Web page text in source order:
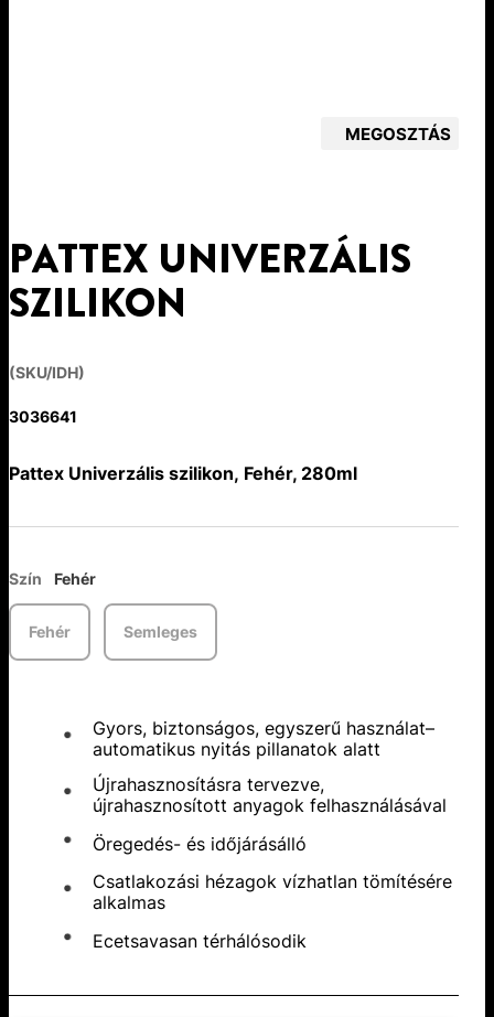
MEGOSZTÁS
PATTEX UNIVERZÁLIS
SZILIKON
(SKU/IDH)
3036641
Pattex Univerzális szilikon, Fehér, 280ml
Szín Fehér
Fehér Semleges
Gyors, biztonságos, egyszerű használat–
automatikus nyitás pillanatok alatt
Újrahasznosításra tervezve,
újrahasznosított anyagok felhasználásával
Öregedés- és időjárásálló
Csatlakozási hézagok vízhatlan tömítésére
alkalmas
Ecetsavasan térhálósodik